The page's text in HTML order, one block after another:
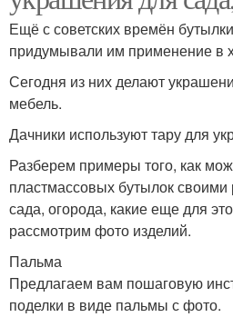
Ещё с советских времён
придумывали им применение в
Сегодня из них делают
мебель.
Дачники используют тару для
Разберем примеры того, как
пластмассовых бутылок
сада, огорода, какие еще для
рассмотрим фото изделий.
Пальма
Предлагаем вам пошаговую
поделки в виде пальмы с фото.